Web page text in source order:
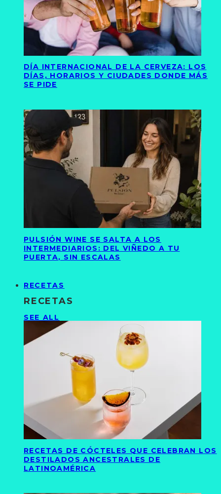
DÍA INTERNACIONAL DE LA CERVEZA: LOS
DÍAS, HORARIOS Y CIUDADES DONDE MÁS
SE PIDE
PULSIÓN WINE SE SALTA A LOS
INTERMEDIARIOS: DEL VIÑEDO A TU
PUERTA, SIN ESCALAS
RECETAS
RECETAS
SEE ALL
RECETAS DE CÓCTELES QUE CELEBRAN LOS
DESTILADOS ANCESTRALES DE
LATINOAMÉRICA